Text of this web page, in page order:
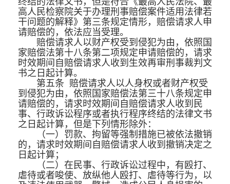
高人民检察院关于办理刑事赔偿案件适用法律若
干问题的解释》第三条规定情形，赔偿请求人申
请赔偿的，依法应当受理。
赔偿请求人以财产权受到侵犯为由，依照国
家赔偿法第十八条第二项规定申请赔偿的，请求
时效期间自赔偿请求人收到生效再审刑事裁判文
书之日起计算。
第五条 赔偿请求人以人身权或者财产权受
到侵犯为由，依照国家赔偿法第三十八条规定申
请赔偿的，请求时效期间自赔偿请求人收到民
事、行政诉讼程序或者执行程序终结的法律文书
之日起计算，但是下列情形除外：
（一）罚款、拘留等强制措施已被依法撤销
的，请求时效期间自赔偿请求人收到撤销决定之
日起计算；
（二）在民事、行政诉讼过程中，有殴打、
虐待或者唆使、放纵他人殴打、虐待等行为，以